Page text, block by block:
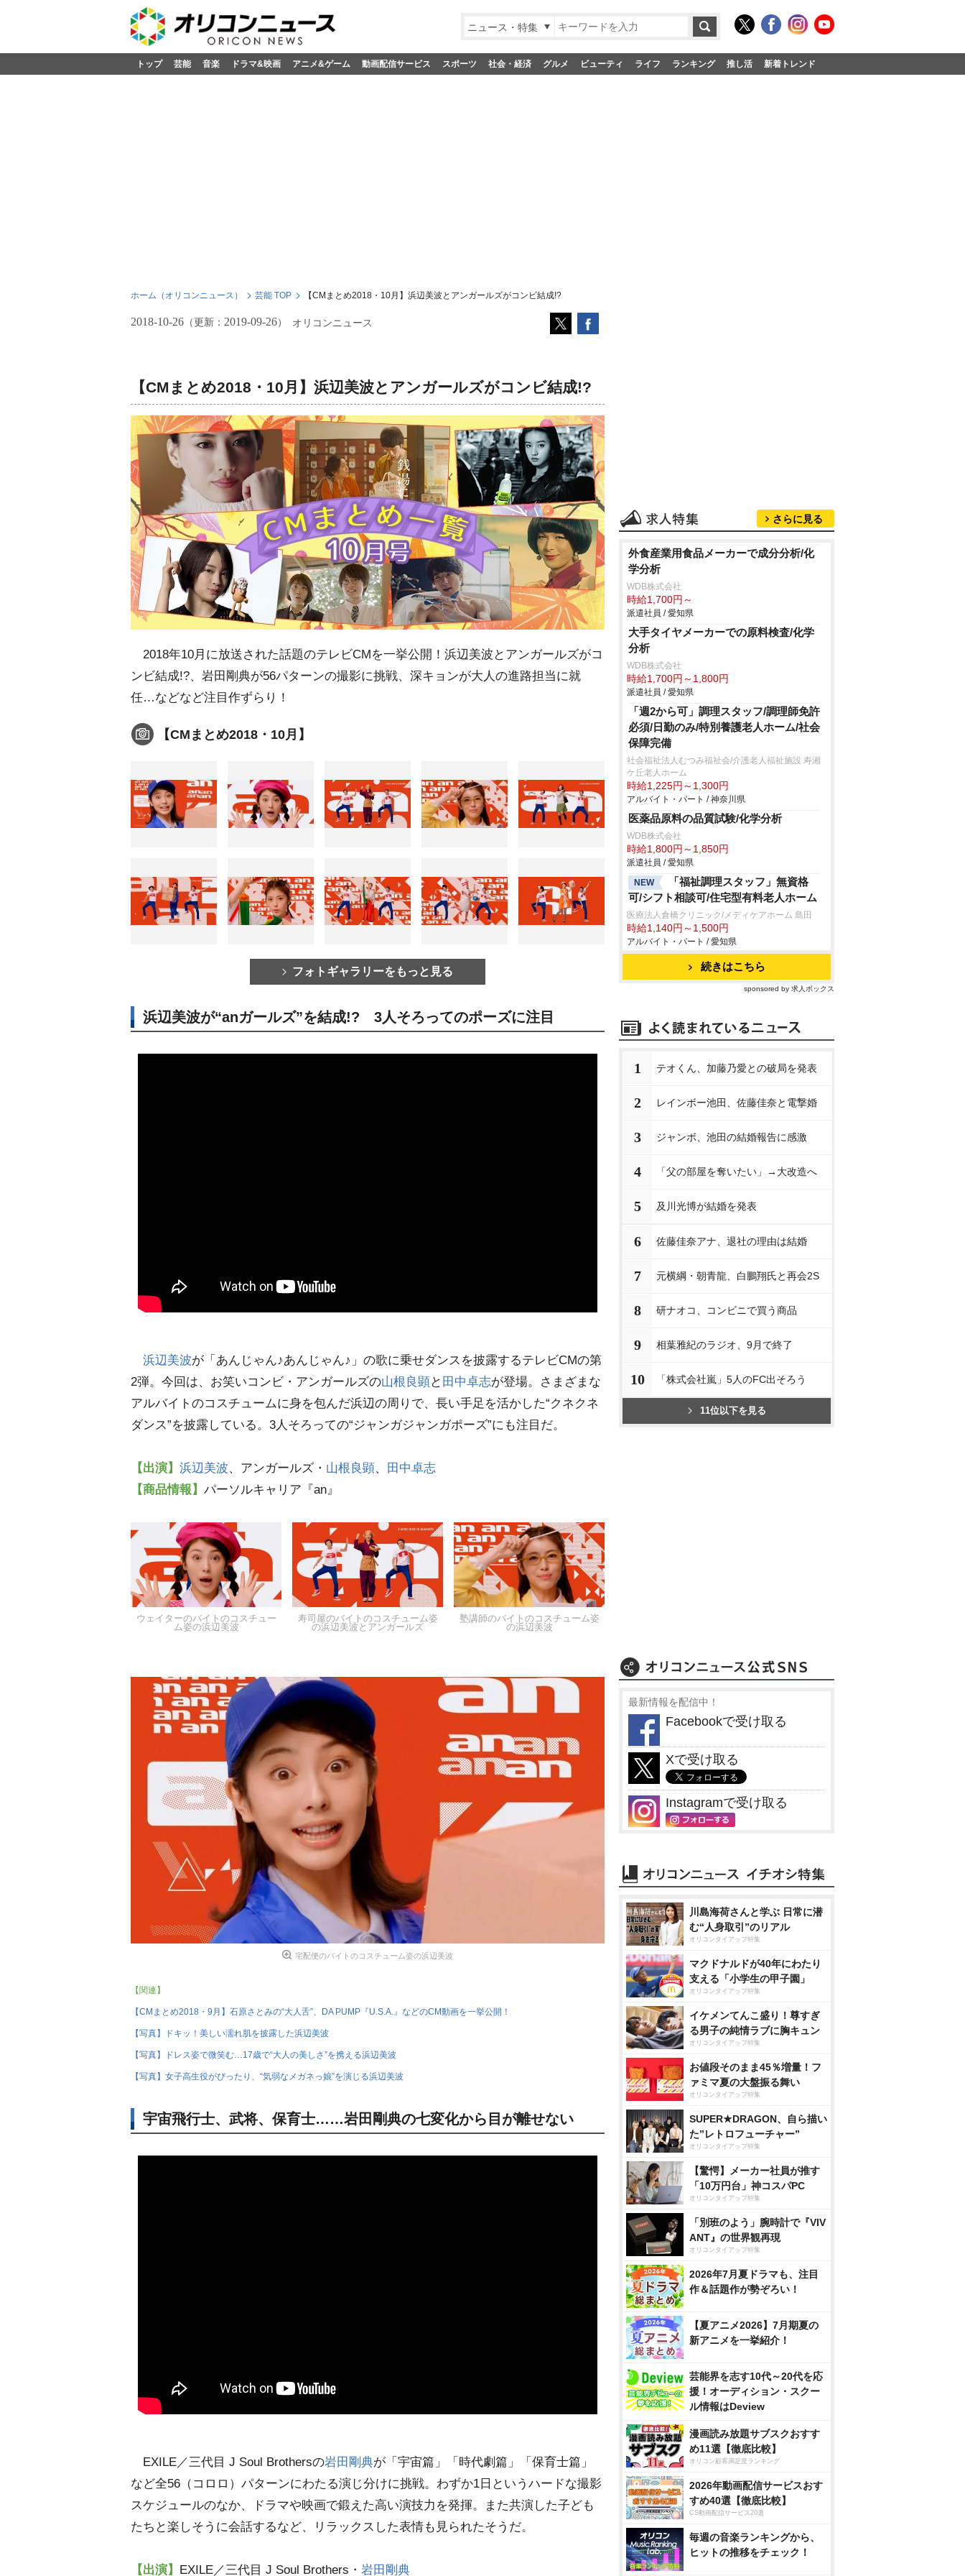
ニュース・特集
トップ 芸能 音楽 ドラマ&映画 アニメ&ゲーム 動画配信サービス スポーツ 社会・経済 グルメ ビューティ ライフ ランキング 推し活 新着トレンド
ホーム（オリコンニュース） 芸能 TOP 【CMまとめ2018・10月】浜辺美波とアンガールズがコンビ結成!?
2018-10-26 （更新： 2019-09-26） オリコンニュース
【CMまとめ2018・10月】浜辺美波とアンガールズがコンビ結成!?
2018年10月に放送された話題のテレビCMを一挙公開！浜辺美波とアンガールズがコ
ンビ結成!?、岩田剛典が56パターンの撮影に挑戦、深キョンが大人の進路担当に就
任…などなど注目作ずらり！
【CMまとめ2018・10月】
フォトギャラリーをもっと見る
浜辺美波が“anガールズ”を結成!? 3人そろってのポーズに注目
浜辺美波が「あんじゃん♪あんじゃん♪」の歌に乗せダンスを披露するテレビCMの第
2弾。今回は、お笑いコンビ・アンガールズの山根良顕 と 田中卓志が登場。さまざまな
アルバイトのコスチュームに身を包んだ浜辺の周りで、長い手足を活かした“クネクネ
ダンス”を披露している。3人そろっての“ジャンガジャンガポーズ”にも注目だ。
【出演】 浜辺美波、アンガールズ・ 山根良顕、
田中卓志
【商品情報】 パーソルキャリア『an』
ウェイターのバイトのコスチュー
ム姿の浜辺美波
寿司屋のバイトのコスチューム姿
の浜辺美波とアンガールズ
塾講師のバイトのコスチューム姿
の浜辺美波
宅配便のバイトのコスチューム姿の浜辺美波
【関連】
【CMまとめ2018・9月】石原さとみの“大人舌”、DA PUMP『U.S.A.』などのCM動画を一挙公開！
【写真】ドキッ！美しい濡れ肌を披露した浜辺美波
【写真】ドレス姿で微笑む…17歳で“大人の美しさ”を携える浜辺美波
【写真】女子高生役がぴったり、“気弱なメガネっ娘”を演じる浜辺美波
宇宙飛行士、武将、保育士……岩田剛典の七変化から目が離せない
EXILE／三代目 J Soul Brothersの田剛典が「宇宙篇」「時代劇篇」「保育士篇」
など全56（コロロ）パターンにわたる演じ分けに挑戦。わずか1日というハードな撮影
スケジュールのなか、ドラマや映画で鍛えた高い演技力を発揮。また共演した子ども
たちと楽しそうに会話するなど、リラックスした表情も見られたそうだ。
【出演】 EXILE／三代目 J Soul Brothers・ 田剛典
さらに見る
外食産業用食品メーカーで成分分析/化
学分析
WDB株式会社
時給1,700円～
派遣社員 / 愛知県
大手タイヤメーカーでの原料検査/化学
分析
WDB株式会社
時給1,700円～1,800円
派遣社員 / 愛知県
「週2から可」調理スタッフ/調理師免許
必須/日勤のみ/特別養護老人ホーム/社会
保障完備
社会福祉法人むつみ福祉会/介護老人福祉施設 寿湘
ケ丘老人ホーム
時給1,225円～1,300円
アルバイト・パート / 神奈川県
医薬品原料の品質試験/化学分析
WDB株式会社
時給1,800円～1,850円
派遣社員 / 愛知県
NEW
「福祉調理スタッフ」無資格
可/シフト相談可/住宅型有料老人ホーム
医療法人倉橋クリニック/メディケアホーム 島田
時給1,140円～1,500円
アルバイト・パート / 愛知県
続きはこちら
sponsored by 求人ボックス
1 テオくん、加藤乃愛との破局を発表
2 レインボー池田、佐藤佳奈と電撃婚
3 ジャンボ、池田の結婚報告に感激
4 「父の部屋を奪いたい」→大改造へ
5 及川光博が結婚を発表
6 佐藤佳奈アナ、退社の理由は結婚
7 元横綱・朝青龍、白鵬翔氏と再会2S
8 研ナオコ、コンビニで買う商品
9 相葉雅紀のラジオ、9月で終了
10 「株式会社嵐」5人のFC出そろう
11位以下を見る
最新情報を配信中！
Facebookで受け取る
Xで受け取る
Instagramで受け取る
川島海荷さんと学ぶ 日常に潜
む“人身取引”のリアル
オリコンタイアップ特集
マクドナルドが40年にわたり
支える「小学生の甲子園」
オリコンタイアップ特集
イケメンてんこ盛り！尊すぎ
る男子の純情ラブに胸キュン
オリコンタイアップ特集
お値段そのまま45％増量！フ
ァミマ夏の大盤振る舞い
オリコンタイアップ特集
SUPER★DRAGON、自ら描い
た”レトロフューチャー”
オリコンタイアップ特集
【驚愕】メーカー社員が推す
「10万円台」神コスパPC
オリコンタイアップ特集
「別班のよう」腕時計で『VIV
ANT』の世界観再現
オリコンタイアップ特集
2026年7月夏ドラマも、注目
作＆話題作が勢ぞろい！
【夏アニメ2026】7月期夏の
新アニメを一挙紹介！
芸能界を志す10代～20代を応
援！オーディション・スクー
ル情報はDeview
漫画読み放題サブスクおすす
め11選【徹底比較】
オリコン顧客満足度ランキング
2026年動画配信サービスおす
すめ40選【徹底比較】
CS動画配信サービス20選
毎週の音楽ランキングから、
ヒットの推移をチェック！